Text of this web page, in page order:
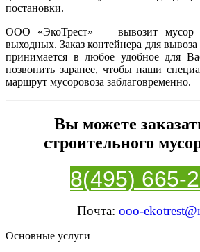
постановки.
ООО «ЭкоТрест» — вывозит мусор
выходных. Заказ контейнера для вывоза
принимается в любое удобное для
позвонить заранее, чтобы наши
маршрут мусоровоза заблаговременно.
Вы можете
строительного
8(495) 665-
Почта: ooo-
Основные услуги